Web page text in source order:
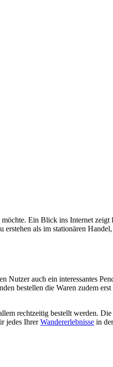
Ein Blick ins Internet
als im stationären
auch ein interessantes
bestellen die Waren zudem
rechtzeitig bestellt werden.
jedes IhrerWandererlebnisse in